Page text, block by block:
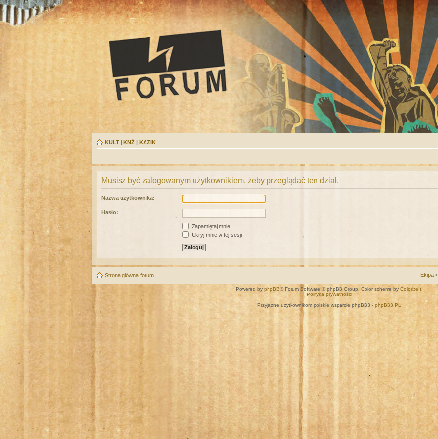
KULT | KNŻ | KAZIK
Musisz być zalogowanym użytkownikiem, żeby przeglądać ten dział.
Nazwa użytkownika:
Hasło:
Zapamiętaj mnie
Ukryj mnie w tej sesji
Strona główna forum Ekipa •
Powered by phpBB® Forum Software © phpBB Group. Color scheme by ColorizeIt!
Polityka prywatności
Przyjazne użytkownikom polskie wsparcie phpBB3 - phpBB3.PL